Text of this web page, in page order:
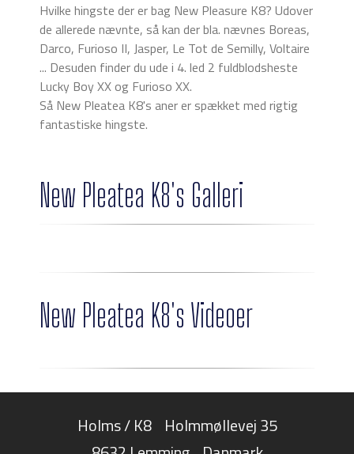
Hvilke hingste der er bag New Pleasure K8? Udover
de allerede nævnte, så kan der bla. nævnes Boreas,
Darco, Furioso II, Jasper, Le Tot de Semilly, Voltaire
... Desuden finder du ude i 4. led 2 fuldblodsheste
Lucky Boy XX og Furioso XX.
Så New Pleatea K8's aner er spækket med rigtig
fantastiske hingste.
New Pleatea K8's Galleri
New Pleatea K8's Videoer
Holms / K8 Holmmøllevej 35